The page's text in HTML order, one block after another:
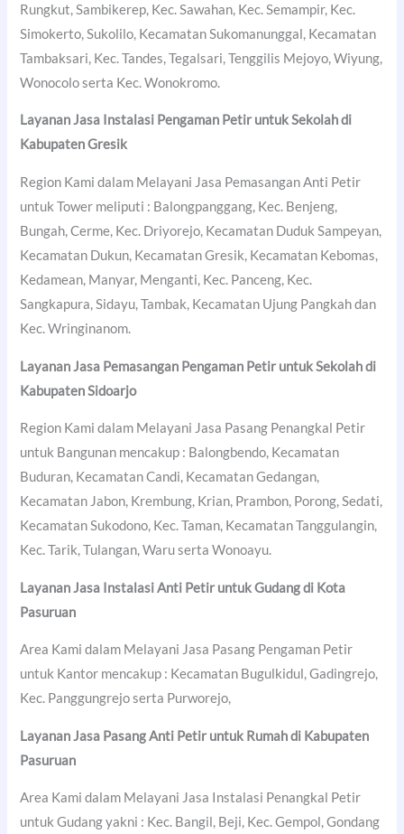
Rungkut, Sambikerep, Kec. Sawahan, Kec. Semampir, Kec.
Simokerto, Sukolilo, Kecamatan Sukomanunggal, Kecamatan
Tambaksari, Kec. Tandes, Tegalsari, Tenggilis Mejoyo, Wiyung,
Wonocolo serta Kec. Wonokromo.
Layanan Jasa Instalasi Pengaman Petir untuk Sekolah di
Kabupaten Gresik
Region Kami dalam Melayani Jasa Pemasangan Anti Petir
untuk Tower meliputi : Balongpanggang, Kec. Benjeng,
Bungah, Cerme, Kec. Driyorejo, Kecamatan Duduk Sampeyan,
Kecamatan Dukun, Kecamatan Gresik, Kecamatan Kebomas,
Kedamean, Manyar, Menganti, Kec. Panceng, Kec.
Sangkapura, Sidayu, Tambak, Kecamatan Ujung Pangkah dan
Kec. Wringinanom.
Layanan Jasa Pemasangan Pengaman Petir untuk Sekolah di
Kabupaten Sidoarjo
Region Kami dalam Melayani Jasa Pasang Penangkal Petir
untuk Bangunan mencakup : Balongbendo, Kecamatan
Buduran, Kecamatan Candi, Kecamatan Gedangan,
Kecamatan Jabon, Krembung, Krian, Prambon, Porong, Sedati,
Kecamatan Sukodono, Kec. Taman, Kecamatan Tanggulangin,
Kec. Tarik, Tulangan, Waru serta Wonoayu.
Layanan Jasa Instalasi Anti Petir untuk Gudang di Kota
Pasuruan
Area Kami dalam Melayani Jasa Pasang Pengaman Petir
untuk Kantor mencakup : Kecamatan Bugulkidul, Gadingrejo,
Kec. Panggungrejo serta Purworejo,
Layanan Jasa Pasang Anti Petir untuk Rumah di Kabupaten
Pasuruan
Area Kami dalam Melayani Jasa Instalasi Penangkal Petir
untuk Gudang yakni : Kec. Bangil, Beji, Kec. Gempol, Gondang